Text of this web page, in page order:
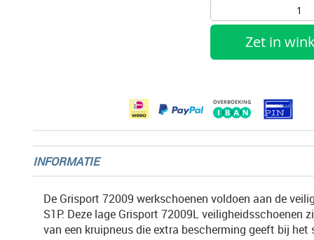
Zet in
INFORMATIE
De Grisport 72009 werkschoenen voldoen aan de
S1P. Deze lage Grisport 72009L veiligheidsschoenen
van een kruipneus die extra bescherming geeft bij het